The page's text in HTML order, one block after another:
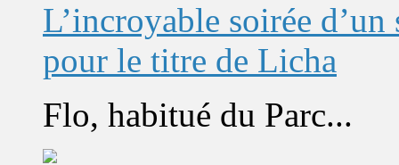
L’incroyable soirée
pour le titre de Licha
Flo, habitué du Parc...